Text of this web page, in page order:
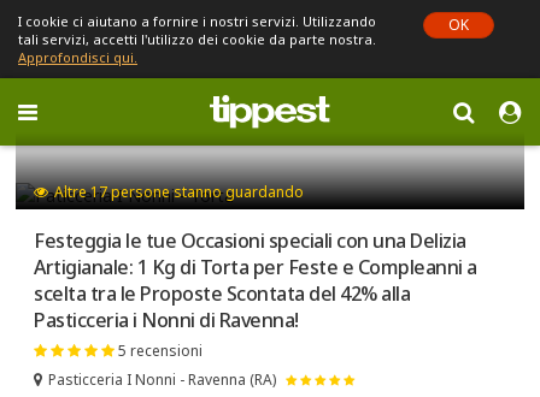
I cookie ci aiutano a fornire i nostri servizi. Utilizzando
tali servizi, accetti l'utilizzo dei cookie da parte nostra.
Approfondisci qui.
OK
Toggle
navigation
Sei in Emilia-Romagna (cambia)
Altre17persone stanno guardando
Festeggia le tue Occasioni speciali con una Delizia
Artigianale: 1 Kg di Torta per Feste e Compleanni a
scelta tra le Proposte Scontata del 42% alla
Pasticceria i Nonni di Ravenna!
5 recensioni
Pasticceria I Nonni - Ravenna (RA)